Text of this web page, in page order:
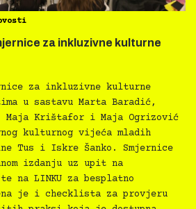
za inkluzivne kulturne
za inkluzivne kulturne
u sastavu Marta Baradić,
Maja Krištafor i Maja Ogrizović
kulturnog vijeća mladih
Tus i Iskre Šanko. Smjernice
izdanju uz upit na
na LINKU za besplatno
je i checklista za provjeru